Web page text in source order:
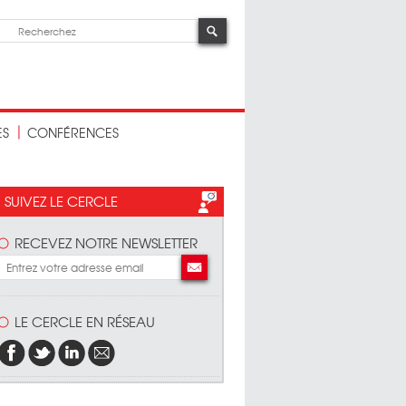
CONFÉRENCES
SUIVEZ LE CERCLE
RECEVEZ NOTRE NEWSLETTER
LE CERCLE EN RÉSEAU